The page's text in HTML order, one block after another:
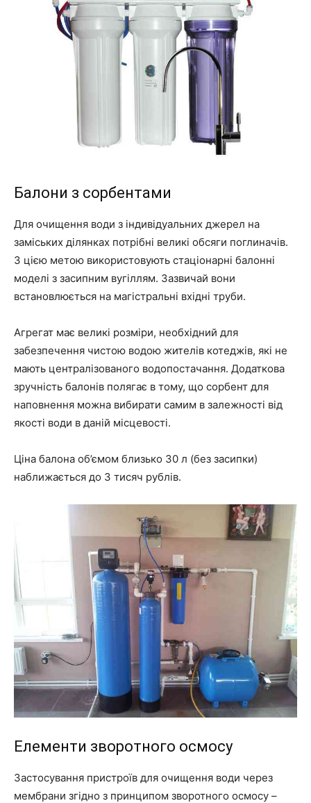
Балони з сорбентами
Для очищення води з індивідуальних джерел на
заміських ділянках потрібні великі обсяги поглиначів.
З цією метою використовують стаціонарні балонні
моделі з засипним вугіллям. Зазвичай вони
встановлюється на магістральні вхідні труби.
Агрегат має великі розміри, необхідний для
забезпечення чистою водою жителів котеджів, які не
мають централізованого водопостачання. Додаткова
зручність балонів полягає в тому, що сорбент для
наповнення можна вибирати самим в залежності від
якості води в даній місцевості.
Ціна балона об’ємом близько 30 л (без засипки)
наближається до 3 тисяч рублів.
Елементи зворотного осмосу
Застосування пристроїв для очищення води через
мембрани згідно з принципом зворотного осмосу –